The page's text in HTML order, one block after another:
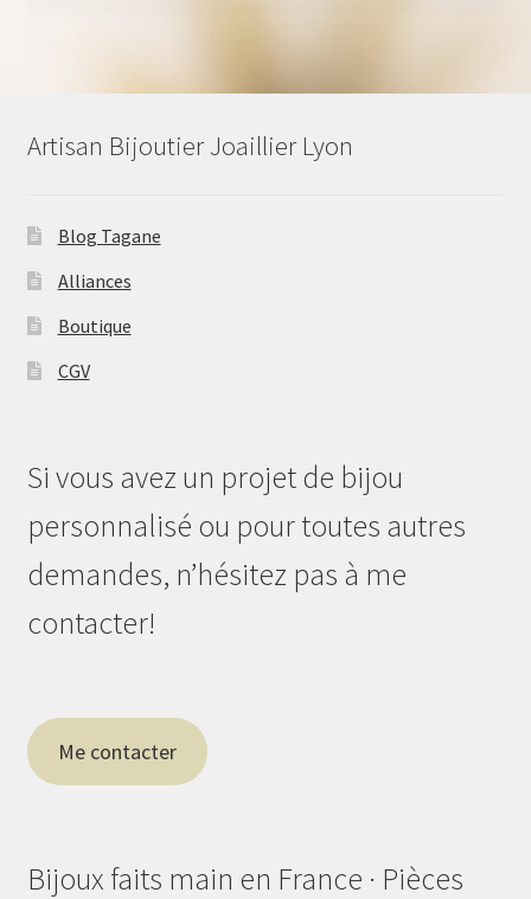
Artisan Bijoutier Joaillier Lyon
Blog Tagane
Alliances
Boutique
CGV
Si vous avez un projet de bijou
personnalisé ou pour toutes autres
demandes, n’hésitez pas à me
contacter!
Me contacter
Bijoux faits main en France · Pièces